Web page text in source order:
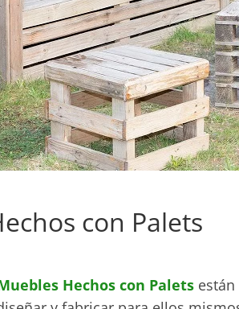
con Palets
Hechos con Palets